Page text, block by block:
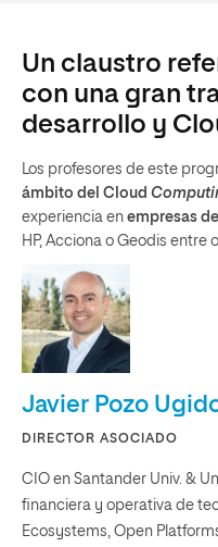
Un claustro
con una gran
desarrollo y
Los profesores de este
ámbito del Cloud
experiencia en empresas
HP, Acciona o Geodis entre
Javier Pozo
DIRECTOR ASOCIADO
CIO en Santander Univ. &
financiera y operativa de
Ecosystems, Open